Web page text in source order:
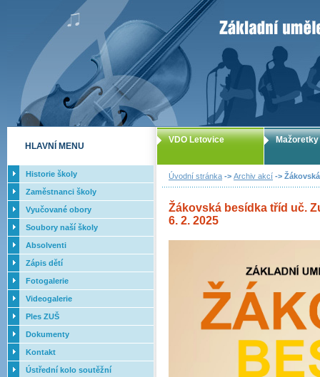
ZUŠ Letovice
Úvodní stránka -> Archiv akcí ->
Žákovská besídka tříd uč.
6. 2. 2025
VDO Letovice Mažoretky
HLAVNÍ MENU
Historie školy
Zaměstnanci školy
Vyučované obory
Soubory naší školy
Absolventi
Zápis dětí
Fotogalerie
Videogalerie
Ples ZUŠ
Dokumenty
Kontakt
Ústřední kolo soutěžní